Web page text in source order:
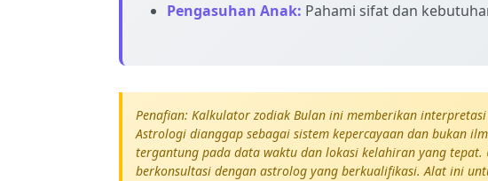
Pengasuhan Anak: Pahami sifat dan
Penafian: Kalkulator zodiak Bulan ini memberikan
Astrologi dianggap sebagai sistem kepercayaan dan bukan
tergantung pada data waktu dan lokasi kelahiran yang
berkonsultasi dengan astrolog yang berkualifikasi. Alat ini